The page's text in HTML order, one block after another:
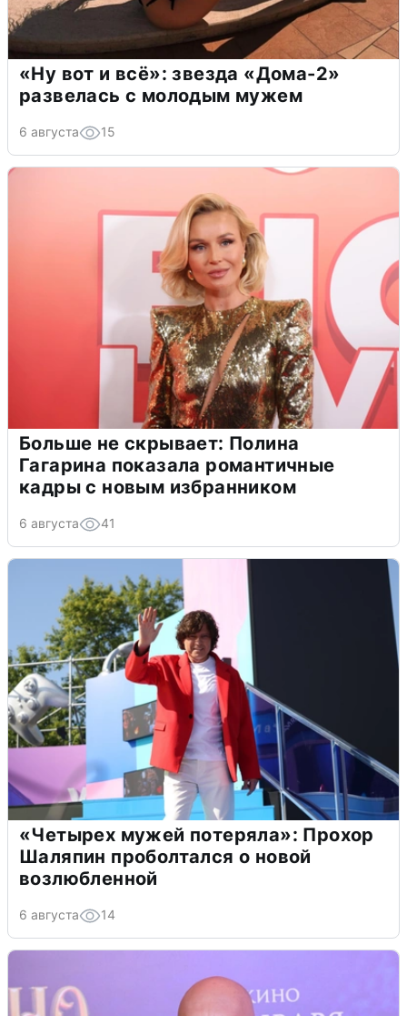
«Ну вот и всё»: звезда «Дома-2»
развелась с молодым мужем
6 августа 15
Больше не скрывает: Полина
Гагарина показала романтичные
кадры с новым избранником
6 августа 41
«Четырех мужей потеряла»: Прохор
Шаляпин проболтался о новой
возлюбленной
6 августа 14